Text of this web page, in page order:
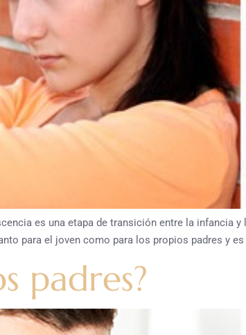
es una etapa de transición entre la infancia
para el joven como para los propios padres y
padres?